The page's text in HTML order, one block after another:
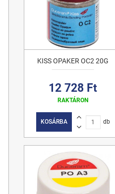
KISS OPAKER OC2 20G
12 728 Ft
RAKTÁRON
KOSÁRBA db